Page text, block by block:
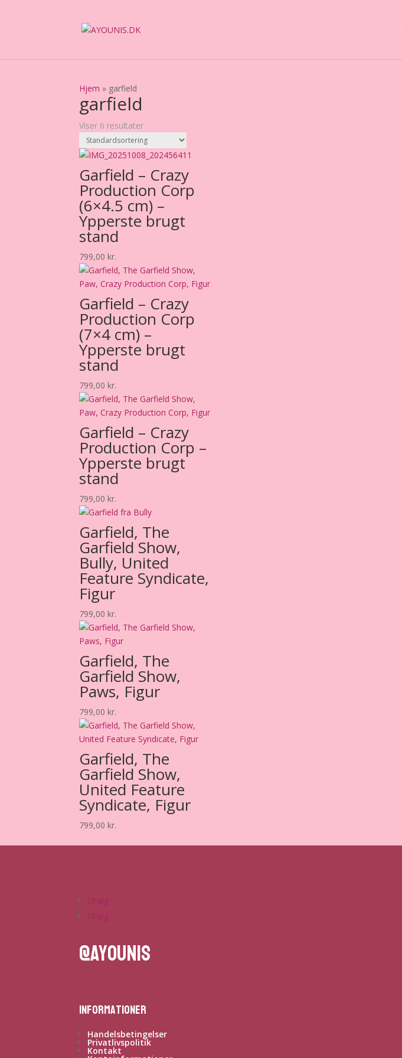
Hjem » garfield
garfield
Viser 6 resultater
Garfield – Crazy
Production Corp
(6×4.5 cm) –
Ypperste brugt
stand
799,00kr.
Garfield – Crazy
Production Corp
(7×4 cm) –
Ypperste brugt
stand
799,00kr.
Garfield – Crazy
Production Corp –
Ypperste brugt
stand
799,00kr.
Garfield, The
Garfield Show,
Bully, United
Feature Syndicate,
Figur
799,00kr.
Garfield, The
Garfield Show,
Paws, Figur
799,00kr.
Garfield, The
Garfield Show,
United Feature
Syndicate, Figur
799,00kr.
Følg
Følg
@ayounis
Informationer
Handelsbetingelser
Privatlivspolitik
Kontakt